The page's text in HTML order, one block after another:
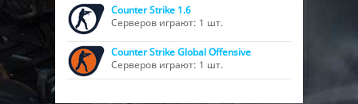
Counter Strike 1.6
Серверов играют: 1 шт.
Counter Strike Global Offensive
Серверов играют: 1 шт.